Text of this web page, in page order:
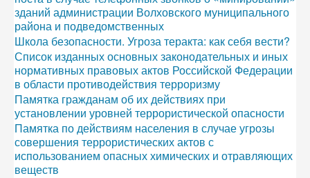
зданий администрации Волховского муниципального
района и подведомственных
Школа безопасности. Угроза теракта: как себя вести?
Список изданных основных законодательных и иных
нормативных правовых актов Российской Федерации
в области противодействия терроризму
Памятка гражданам об их действиях при
установлении уровней террористической опасности
Памятка по действиям населения в случае угрозы
совершения террористических актов с
использованием опасных химических и отравляющих
веществ